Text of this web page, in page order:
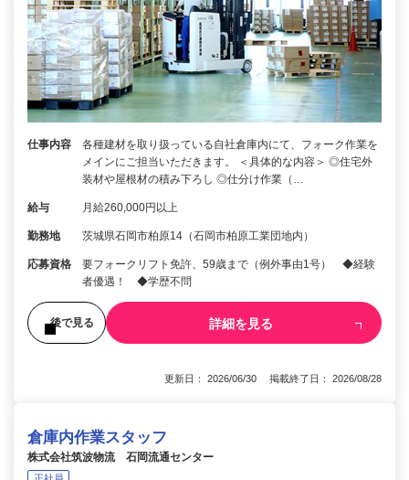
仕事内容
各種建材を取り扱っている自社倉庫内にて、フォーク作業を
メインにご担当いただきます。 ＜具体的な内容＞ ◎住宅外
装材や屋根材の積み下ろし ◎仕分け作業（…
給与 月給260,000円以上
勤務地 茨城県石岡市柏原14（石岡市柏原工業団地内）
応募資格
要フォークリフト免許、59歳まで（例外事由1号） ◆経験
者優遇！ ◆学歴不問
後で見る 詳細を見る
更新日： 2026/06/30 掲載終了日： 2026/08/28
倉庫内作業スタッフ
株式会社筑波物流 石岡流通センター